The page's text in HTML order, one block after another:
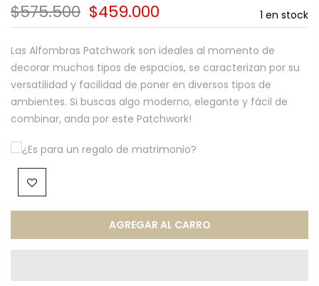
1 en stock
$575.500 $459.000
Las Alfombras Patchwork son ideales al momento de
decorar muchos tipos de espacios, se caracterizan por su
versatilidad y facilidad de poner en diversos tipos de
ambientes. Si buscas algo moderno, elegante y fácil de
combinar, anda por este Patchwork!
¿Es para un regalo de matrimonio?
AGREGAR AL CARRO